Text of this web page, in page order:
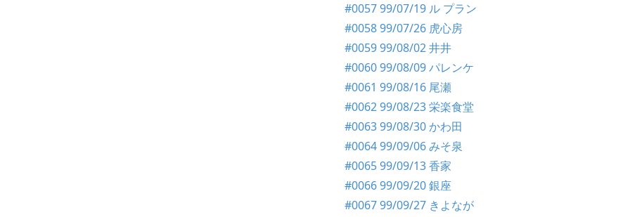
#0057 99/07/19 ル プラン
#0058 99/07/26 虎心房
#0059 99/08/02 井井
#0060 99/08/09 パレンケ
#0061 99/08/16 尾瀬
#0062 99/08/23 栄楽食堂
#0063 99/08/30 かわ田
#0064 99/09/06 みそ泉
#0065 99/09/13 香家
#0066 99/09/20 銀座
#0067 99/09/27 きよなが